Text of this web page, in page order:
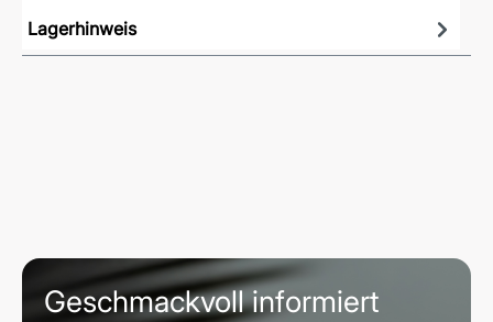
Lagerhinweis
Geschmackvoll informiert